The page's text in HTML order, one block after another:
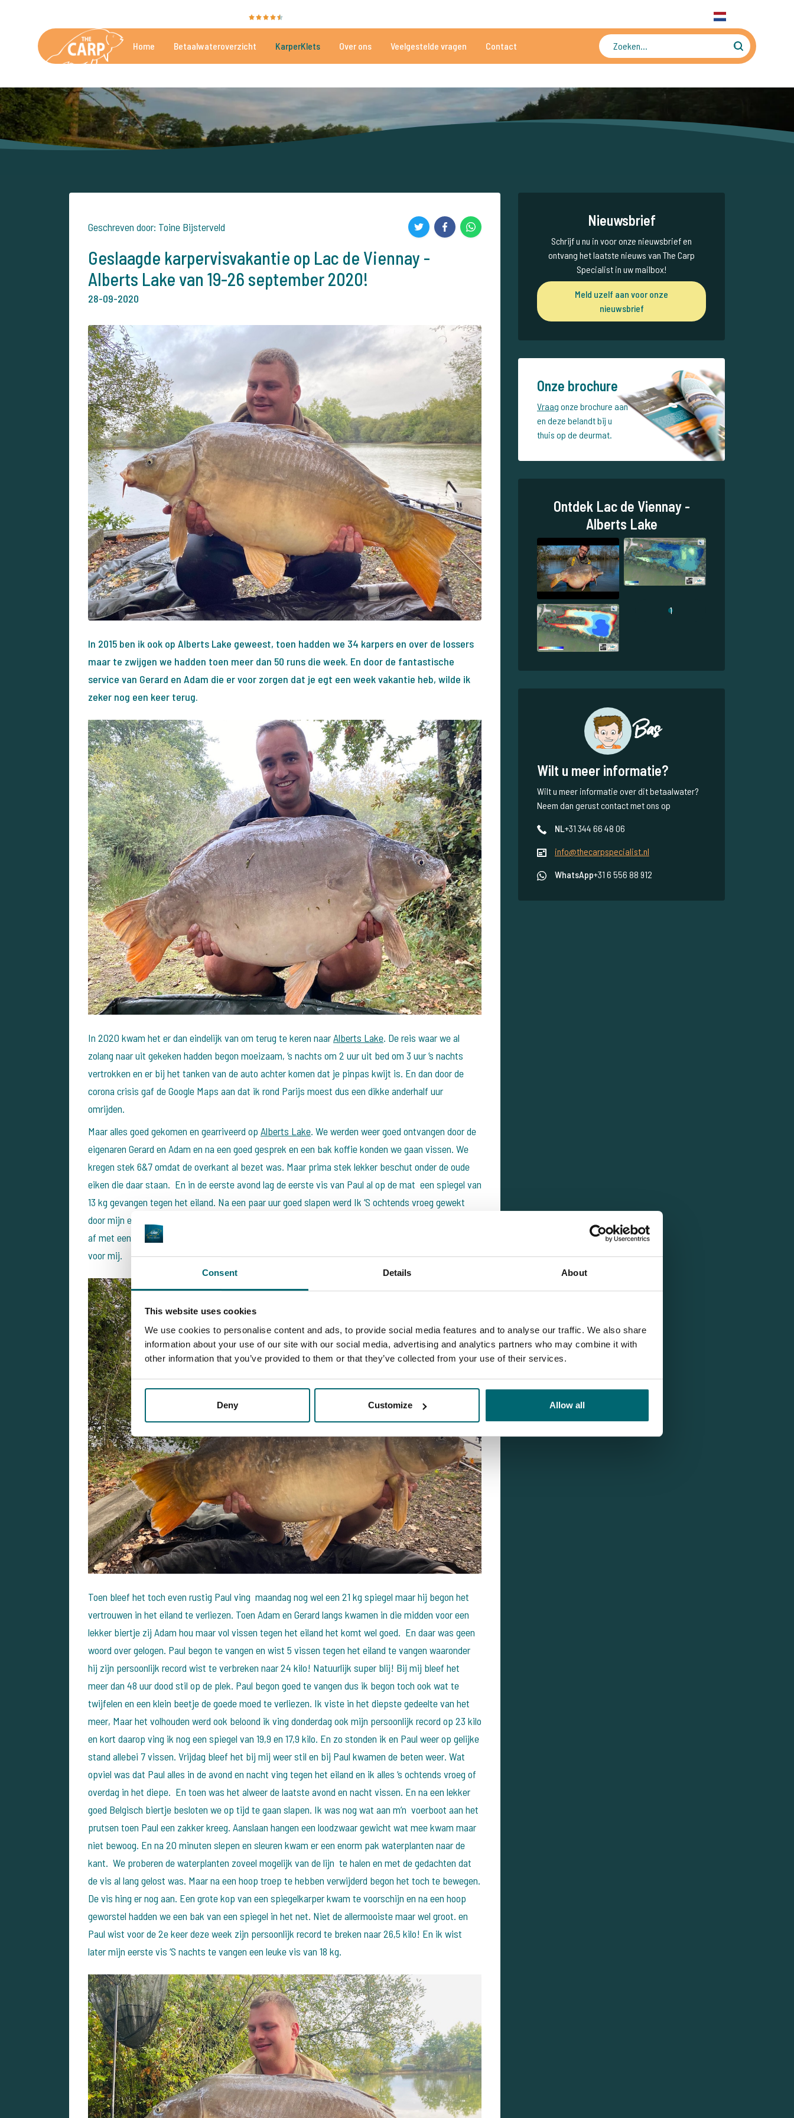
Consent Details About
This website uses cookies
We use cookies to personalise content and ads, to provide social media features and to analyse our traffic. We also share
information about your use of our site with our social media, advertising and analytics partners who may combine it with
other information that you’ve provided to them or that they’ve collected from your use of their services.
Deny Customize Allow all
Home Betaalwateroverzicht KarperKlets Over ons Veelgestelde vragen Contact
Geschreven door: Toine Bijsterveld
Geslaagde karpervisvakantie op Lac de Viennay -
Alberts Lake van 19-26 september 2020!
28-09-2020
In 2015 ben ik ook op Alberts Lake geweest, toen hadden we 34 karpers en over de lossers
maar te zwijgen we hadden toen meer dan 50 runs die week. En door de fantastische
service van Gerard en Adam die er voor zorgen dat je egt een week vakantie heb, wilde ik
zeker nog een keer terug.
In 2020 kwam het er dan eindelijk van om terug te keren naarAlberts Lake. De reis waar we al
zolang naar uit gekeken hadden begon moeizaam, ‘s nachts om 2 uur uit bed om 3 uur ‘s nachts
vertrokken en er bij het tanken van de auto achter komen dat je pinpas kwijt is. En dan door de
corona crisis gaf de Google Maps aan dat ik rond Parijs moest dus een dikke anderhalf uur
omrijden.
Maar alles goed gekomen en gearriveerd op Alberts Lake. We werden weer goed ontvangen door de
eigenaren Gerard en Adam en na een goed gesprek en een bak koffie konden we gaan vissen. We
kregen stek 6&7 omdat de overkant al bezet was. Maar prima stek lekker beschut onder de oude
eiken die daar staan. En in de eerste avond lag de eerste vis van Paul al op de mat een spiegel van
13 kg gevangen tegen het eiland. Na een paar uur goed slapen werd Ik ‘S ochtends vroeg gewekt
door mijn eerste aanbeet, een prachtige spiegel van 19,8 kg en 2 uur later liep dezelfde hengel weer
af met een spiegel van 22kg vervolgens ietsje later nog een schubje van 7 kg. Een perfecte start
voor mij.
Toen bleef het toch even rustig Paul ving maandag nog wel een 21 kg spiegel maar hij begon het
vertrouwen in het eiland te verliezen. Toen Adam en Gerard langs kwamen in die midden voor een
lekker biertje zij Adam hou maar vol vissen tegen het eiland het komt wel goed. En daar was geen
woord over gelogen. Paul begon te vangen en wist 5 vissen tegen het eiland te vangen waaronder
hij zijn persoonlijk record wist te verbreken naar 24 kilo! Natuurlijk super blij! Bij mij bleef het
meer dan 48 uur dood stil op de plek. Paul begon goed te vangen dus ik begon toch ook wat te
twijfelen en een klein beetje de goede moed te verliezen. Ik viste in het diepste gedeelte van het
meer, Maar het volhouden werd ook beloond ik ving donderdag ook mijn persoonlijk record op 23 kilo
en kort daarop ving ik nog een spiegel van 19,9 en 17,9 kilo. En zo stonden ik en Paul weer op gelijke
stand allebei 7 vissen. Vrijdag bleef het bij mij weer stil en bij Paul kwamen de beten weer. Wat
opviel was dat Paul alles in de avond en nacht ving tegen het eiland en ik alles ‘s ochtends vroeg of
overdag in het diepe. En toen was het alweer de laatste avond en nacht vissen. En na een lekker
goed Belgisch biertje besloten we op tijd te gaan slapen. Ik was nog wat aan m’n voerboot aan het
prutsen toen Paul een zakker kreeg. Aanslaan hangen een loodzwaar gewicht wat mee kwam maar
niet bewoog. En na 20 minuten slepen en sleuren kwam er een enorm pak waterplanten naar de
kant. We proberen de waterplanten zoveel mogelijk van de lijn te halen en met de gedachten dat
de vis al lang gelost was. Maar na een hoop troep te hebben verwijderd begon het toch te bewegen.
De vis hing er nog aan. Een grote kop van een spiegelkarper kwam te voorschijn en na een hoop
geworstel hadden we een bak van een spiegel in het net. Niet de allermooiste maar wel groot. en
Paul wist voor de 2e keer deze week zijn persoonlijk record te breken naar 26,5 kilo! En ik wist
later mijn eerste vis ‘S nachts te vangen een leuke vis van 18 kg.
Nieuwsbrief
Schrijf u nu in voor onze nieuwsbrief en
ontvang het laatste nieuws van The Carp
Specialist in uw mailbox!
Meld uzelf aan voor onze
nieuwsbrief
Onze brochure
Vraag onze brochure aan
en deze belandt bij u
thuis op de deurmat.
Ontdek Lac de Viennay -
Alberts Lake
1
Bas
Wilt u meer informatie?
Wilt u meer informatie over dit betaalwater?
Neem dan gerust contact met ons op
NL+31 344 66 48 06
info@thecarpspecialist.nl
WhatsApp+31 6 556 88 912